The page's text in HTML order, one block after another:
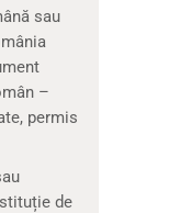
sau
–
permis
de